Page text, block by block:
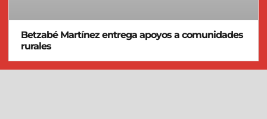
Betzabé Martínez entrega apoyos a comunidades
rurales